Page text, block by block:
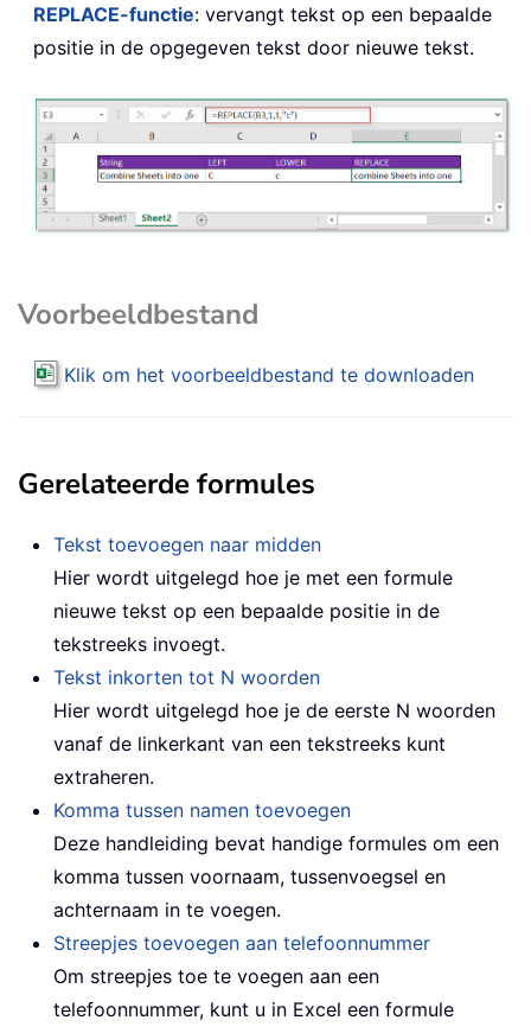
REPLACE-functie: vervangt tekst op een bepaalde
positie in de opgegeven tekst door nieuwe tekst.
Voorbeeldbestand
Klik om het voorbeeldbestand te downloaden
Gerelateerde formules
Tekst toevoegen naar midden
Hier wordt uitgelegd hoe je met een formule
nieuwe tekst op een bepaalde positie in de
tekstreeks invoegt.
Tekst inkorten tot N woorden
Hier wordt uitgelegd hoe je de eerste N woorden
vanaf de linkerkant van een tekstreeks kunt
extraheren.
Komma tussen namen toevoegen
Deze handleiding bevat handige formules om een
komma tussen voornaam, tussenvoegsel en
achternaam in te voegen.
Streepjes toevoegen aan telefoonnummer
Om streepjes toe te voegen aan een
telefoonnummer, kunt u in Excel een formule